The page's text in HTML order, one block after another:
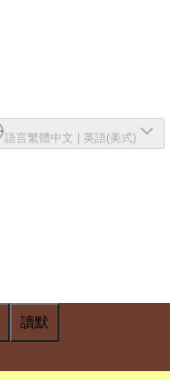
語言繁體中文 英語(美式)
讀默